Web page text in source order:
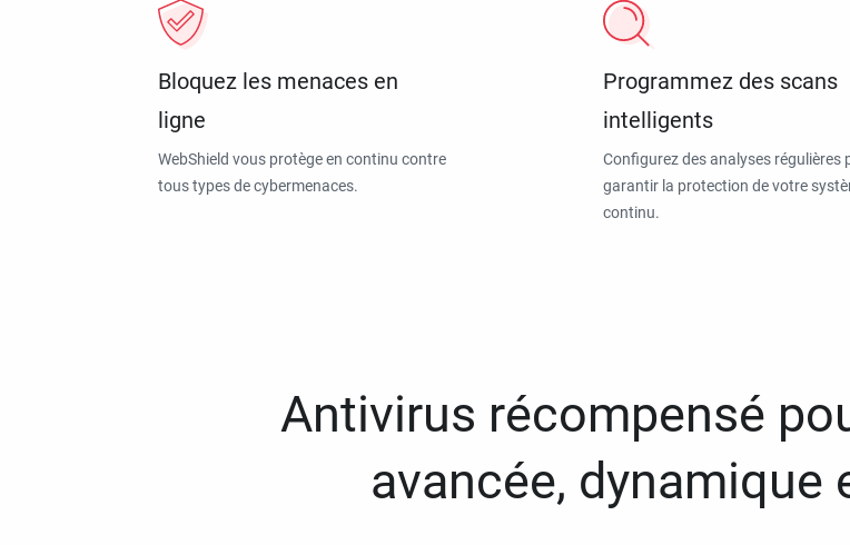
Bloquez les menaces en
ligne
WebShield vous protège en continu contre
tous types de cybermenaces.
Programmez des scans
intelligents
Configurez des analyses régulières
garantir la protection de votre
continu.
Antivirus récompensé
avancée, dynamique